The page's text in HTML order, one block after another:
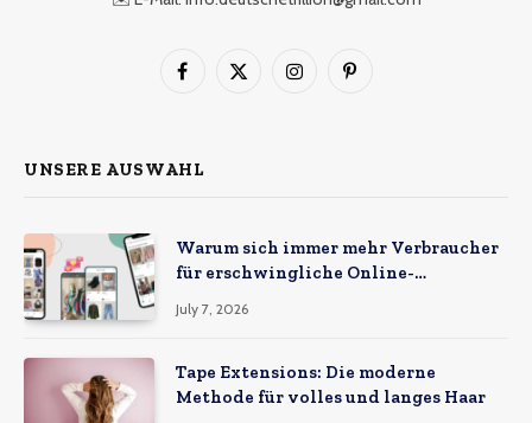
Facebook
X
InstagramPinterest
UNSERE AUSWAHL
Warum sich immer mehr Verbraucher
für erschwingliche Online-
July 7, 2026
Tape Extensions: Die moderne
Methode für volles und langes Haar